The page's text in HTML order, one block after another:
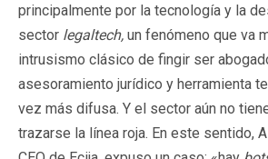
principalmente por la tecnología y la
sector legaltech, un fenómeno que va
intrusismo clásico de fingir ser
asesoramiento jurídico y herramienta
vez más difusa. Y el sector aún no
trazarse la línea roja. En este sentido,